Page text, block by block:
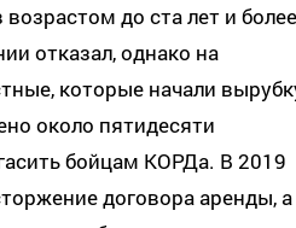
до ста лет и
отказал, однако на
которые начали
около пятидесяти
бойцам КОРДа. В 2019
договора аренды, а